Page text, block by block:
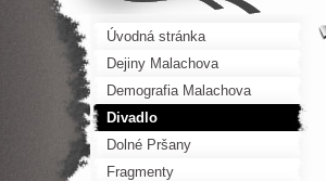
Úvodná stránka
Dejiny Malachova
Demografia Malachova
Divadlo
Dolné Pršany
Fragmenty